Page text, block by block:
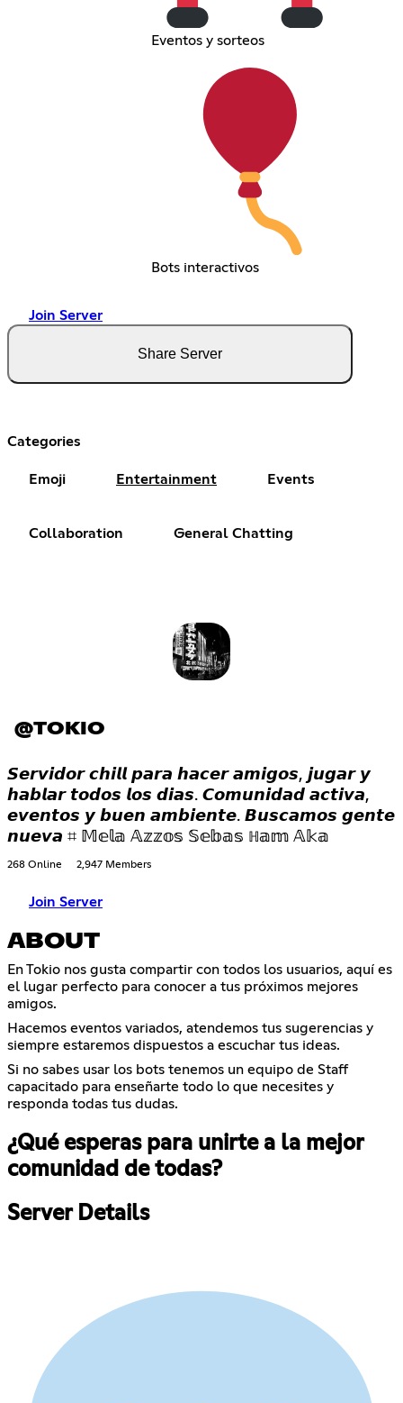
Eventos y sorteos
Bots interactivos
Join Server
Share Server
Categories
Emoji Entertainment Events
Collaboration General Chatting
@TOKIO
𝙎𝙚𝙧𝙫𝙞𝙙𝙤𝙧 𝙘𝙝𝙞𝙡𝙡 𝙥𝙖𝙧𝙖 𝙝𝙖𝙘𝙚𝙧 𝙖𝙢𝙞𝙜𝙤𝙨, 𝙟𝙪𝙜𝙖𝙧 𝙮
𝙝𝙖𝙗𝙡𝙖𝙧 𝙩𝙤𝙙𝙤𝙨 𝙡𝙤𝙨 𝙙𝙞𝙖𝙨. 𝘾𝙤𝙢𝙪𝙣𝙞𝙙𝙖𝙙 𝙖𝙘𝙩𝙞𝙫𝙖,
𝙚𝙫𝙚𝙣𝙩𝙤𝙨 𝙮 𝙗𝙪𝙚𝙣 𝙖𝙢𝙗𝙞𝙚𝙣𝙩𝙚. 𝘽𝙪𝙨𝙘𝙖𝙢𝙤𝙨 𝙜𝙚𝙣𝙩𝙚
𝙣𝙪𝙚𝙫𝙖 ⌗ 𝕄𝕖𝕝𝕒 𝔸𝕫𝕫𝕠𝕤 𝕊𝕖𝕓𝕒𝕤 ℍ𝕒𝕞 𝔸𝕜𝕒
268 Online 2,947 Members
Join Server
ABOUT
En Tokio nos gusta compartir con todos los usuarios, aquí es
el lugar perfecto para conocer a tus próximos mejores
amigos.
Hacemos eventos variados, atendemos tus sugerencias y
siempre estaremos dispuestos a escuchar tus ideas.
Si no sabes usar los bots tenemos un equipo de Staff
capacitado para enseñarte todo lo que necesites y
responda todas tus dudas.
¿Qué esperas para unirte a la mejor
comunidad de todas?
Server Details